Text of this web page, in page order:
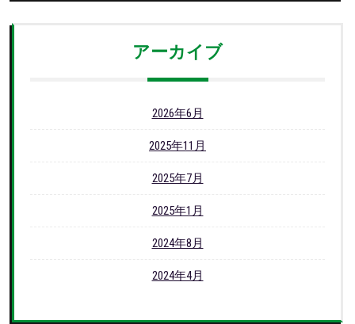
アーカイブ
2026年6月
2025年11月
2025年7月
2025年1月
2024年8月
2024年4月